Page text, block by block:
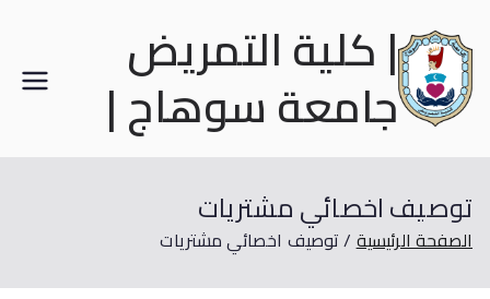
| كلية التمريض
جامعة سوهاج |
توصيف اخصائي مشتريات
الصفحة الرئيسية توصيف اخصائي مشتريات